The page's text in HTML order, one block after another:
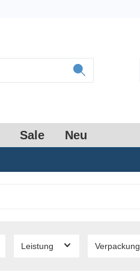
Sale Neu
Leistung Verpackung